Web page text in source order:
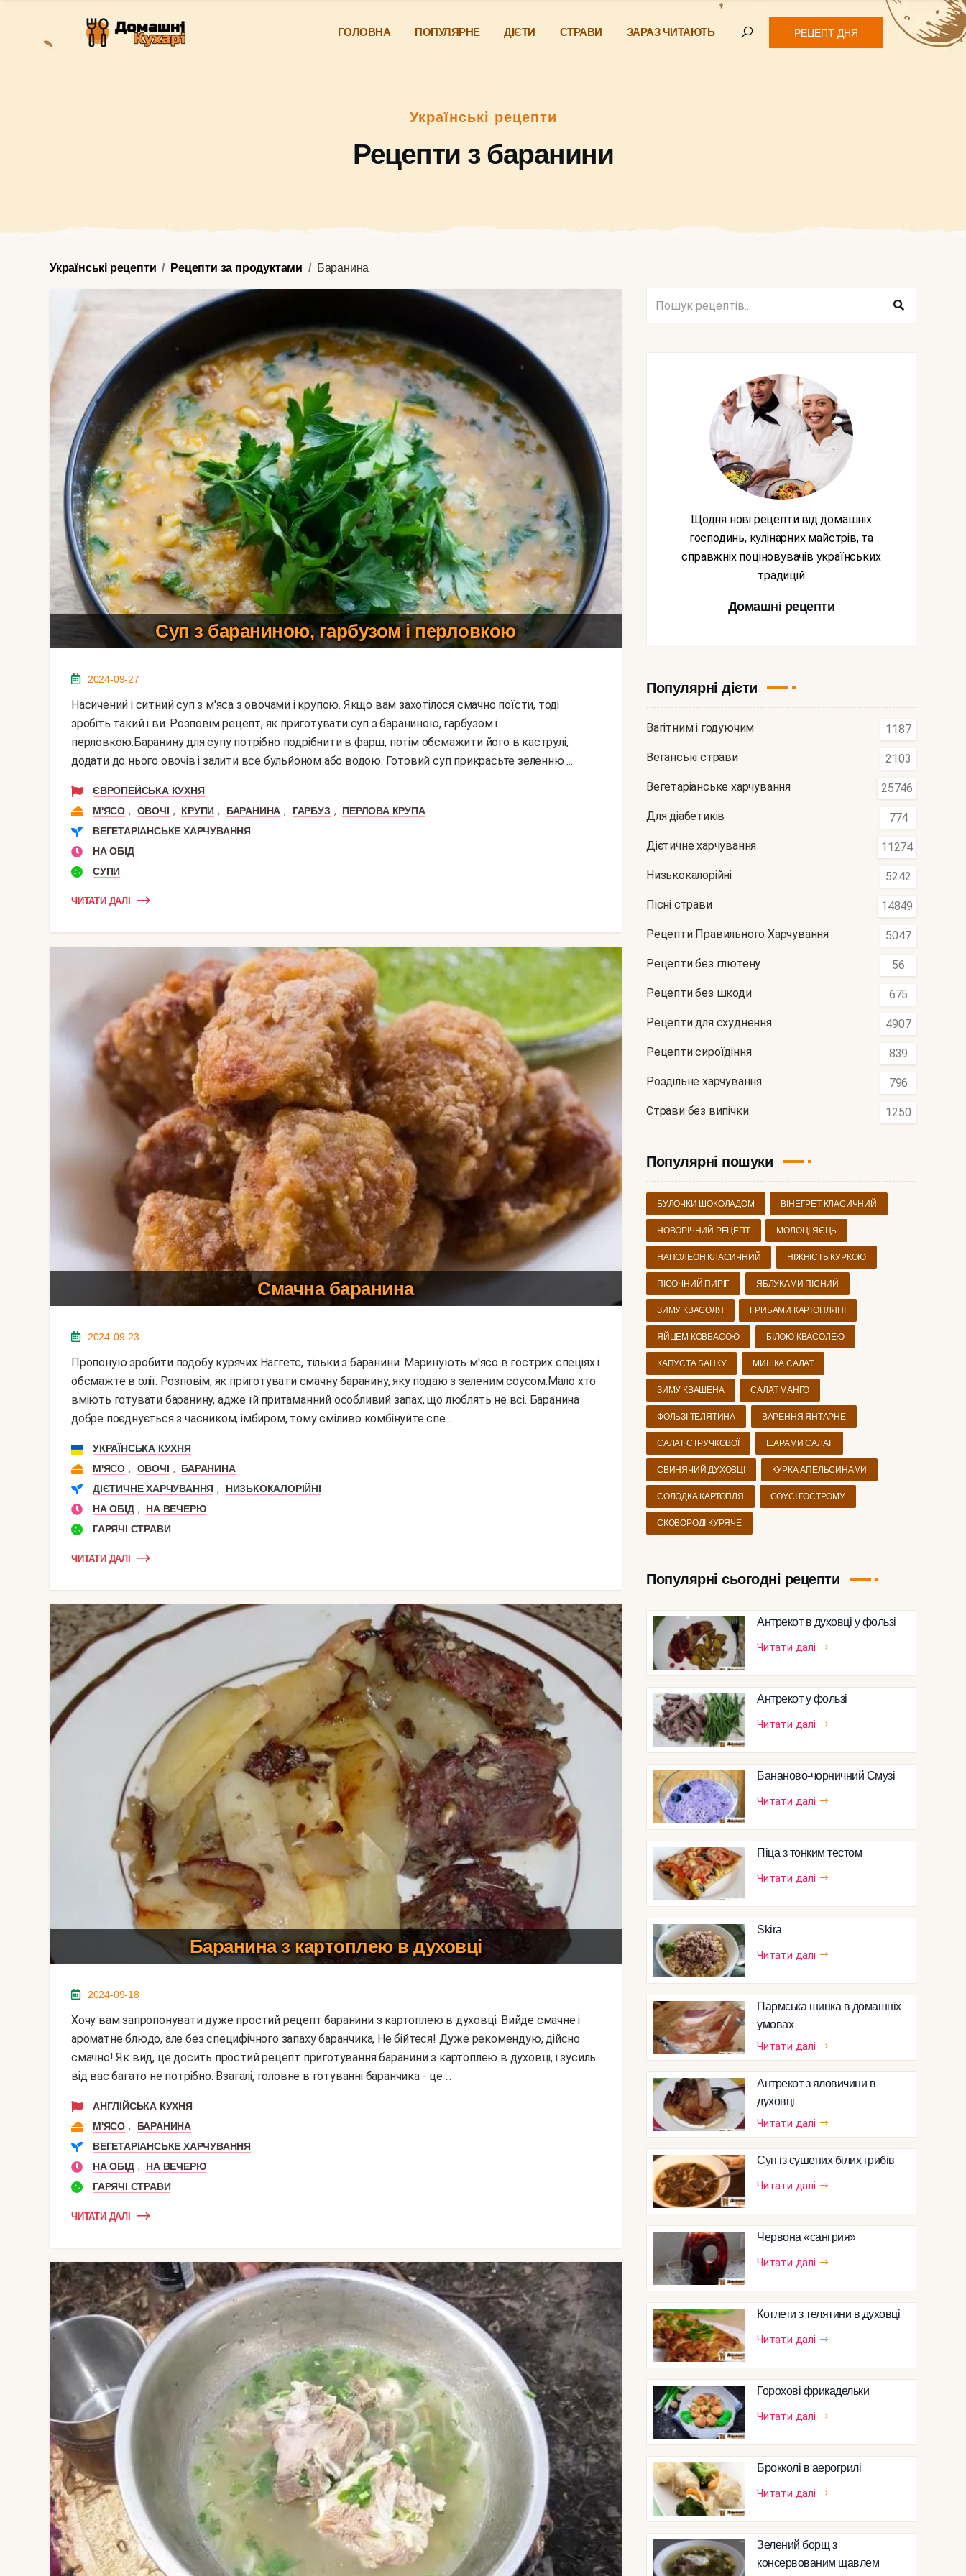
ГОЛОВНА ПОПУЛЯРНЕ ДІЄТИ СТРАВИ ЗАРАЗ ЧИТАЮТЬ РЕЦЕПТ ДНЯ
Українські рецепти
Рецепти з баранини
Українські рецепти Рецепти за продуктами Баранина
Суп з бараниною, гарбузом і перловкою
2024-09-27
Насичений і ситний суп з м'яса з овочами і крупою. Якщо вам захотілося смачно поїсти, тоді
зробіть такий і ви. Розповім рецепт, як приготувати суп з бараниною, гарбузом і
перловкою.Баранину для супу потрібно подрібнити в фарш, потім обсмажити його в каструлі,
додати до нього овочів і залити все бульйоном або водою. Готовий суп прикрасьте зеленню ...
ЄВРОПЕЙСЬКА КУХНЯ
М'ЯСО , ОВОЧІ , КРУПИ , БАРАНИНА , ГАРБУЗ ,
ПЕРЛОВА КРУПА
ВЕГЕТАРІАНСЬКЕ ХАРЧУВАННЯ
НА ОБІД
СУПИ
ЧИТАТИ ДАЛІ
Смачна баранина
2024-09-23
Пропоную зробити подобу курячих Наггетс, тільки з баранини. Маринують м'ясо в гострих спеціях і
обсмажте в олії. Розповім, як приготувати смачну баранину, яку подаю з зеленим соусом.Мало хто
вміють готувати баранину, адже їй притаманний особливий запах, що люблять не всі. Баранина
добре поєднується з часником, імбиром, тому сміливо комбінуйте спе...
УКРАЇНСЬКА КУХНЯ
М'ЯСО , ОВОЧІ ,
БАРАНИНА
ДІЄТИЧНЕ ХАРЧУВАННЯ ,
НИЗЬКОКАЛОРІЙНІ
НА ОБІД ,
НА ВЕЧЕРЮ
ГАРЯЧІ СТРАВИ
ЧИТАТИ ДАЛІ
Баранина з картоплею в духовці
2024-09-18
Хочу вам запропонувати дуже простий рецепт баранини з картоплею в духовці. Вийде смачне і
ароматне блюдо, але без специфічного запаху баранчика, Не бійтеся! Дуже рекомендую, дійсно
смачно! Як вид, це досить простий рецепт приготування баранини з картоплею в духовці, і зусиль
від вас багато не потрібно. Взагалі, головне в готуванні баранчика - це ...
АНГЛІЙСЬКА КУХНЯ
М'ЯСО ,
БАРАНИНА
ВЕГЕТАРІАНСЬКЕ ХАРЧУВАННЯ
НА ОБІД ,
НА ВЕЧЕРЮ
ГАРЯЧІ СТРАВИ
ЧИТАТИ ДАЛІ
Щодня нові рецепти від домашніх
господинь, кулінарних майстрів, та
справжніх поціновувачів українських
традицій
Домашні рецепти
Популярні дієти
Вагітним і годуючим 1187
Веганські страви 2103
Вегетаріанське харчування 25746
Для діабетиків 774
Дієтичне харчування 11274
Низькокалорійні 5242
Пісні страви 14849
Рецепти Правильного Харчування 5047
Рецепти без глютену 56
Рецепти без шкоди 675
Рецепти для схуднення 4907
Рецепти сироїдіння 839
Роздільне харчування 796
Страви без випічки 1250
Популярні пошуки
БУЛОЧКИ ШОКОЛАДОМ ВІНЕГРЕТ КЛАСИЧНИЙ
НОВОРІЧНИЙ РЕЦЕПТ МОЛОЦІ ЯЄЦЬ
НАПОЛЕОН КЛАСИЧНИЙ НІЖНІСТЬ КУРКОЮ
ПІСОЧНИЙ ПИРІГ ЯБЛУКАМИ ПІСНИЙ
ЗИМУ КВАСОЛЯ ГРИБАМИ КАРТОПЛЯНІ
ЯЙЦЕМ КОВБАСОЮ БІЛОЮ КВАСОЛЕЮ
КАПУСТА БАНКУ МИШКА САЛАТ
ЗИМУ КВАШЕНА САЛАТ МАНГО
ФОЛЬЗІ ТЕЛЯТИНА ВАРЕННЯ ЯНТАРНЕ
САЛАТ СТРУЧКОВОЇ ШАРАМИ САЛАТ
СВИНЯЧИЙ ДУХОВЦІ КУРКА АПЕЛЬСИНАМИ
СОЛОДКА КАРТОПЛЯ СОУСІ ГОСТРОМУ
СКОВОРОДІ КУРЯЧЕ
Популярні сьогодні рецепти
Антрекот в духовці у фользі
Читати далі
Антрекот у фользі
Читати далі
Бананово-чорничний Смузі
Читати далі
Піца з тонким тестом
Читати далі
Skira
Читати далі
Пармська шинка в домашніх
умовах
Читати далі
Антрекот з яловичини в
духовці
Читати далі
Суп із сушених білих грибів
Читати далі
Червона «сангрия»
Читати далі
Котлети з телятини в духовці
Читати далі
Горохові фрикадельки
Читати далі
Брокколі в аерогрилі
Читати далі
Зелений борщ з
консервованим щавлем